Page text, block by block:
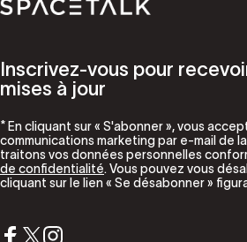
Parler de l'espace
Inscrivez-vous pour
mises à jour
* En cliquant sur « S'abonner », vous
communications marketing par e-mail de
traitons vos données personnelles
de confidentialité. Vous pouvez vous
cliquant sur le lien « Se désabonner »